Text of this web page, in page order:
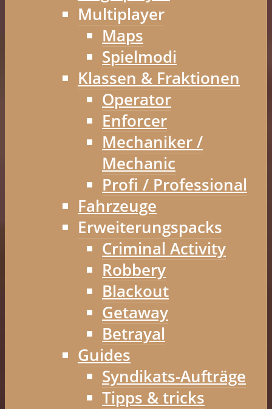
Multiplayer
Maps
Spielmodi
Klassen & Fraktionen
Operator
Enforcer
Mechaniker /
Mechanic
Profi / Professional
Fahrzeuge
Erweiterungspacks
Criminal Activity
Robbery
Blackout
Getaway
Betrayal
Guides
Syndikats-Aufträge
Tipps & tricks